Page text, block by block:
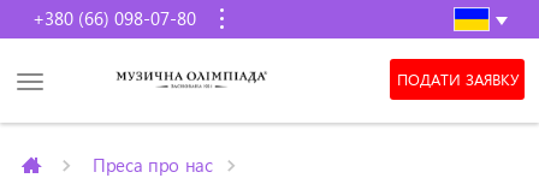
+380 (66) 098-07-80
ПОДАТИ ЗАЯВКУ
Преса про нас